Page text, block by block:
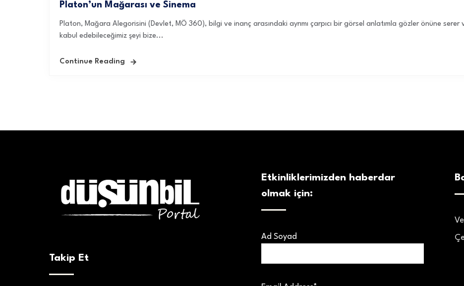
Platon’un Mağarası ve Sinema
Platon, Mağara Alegorisini (Devlet, MÖ 360), bilgi ve inanç arasındaki ayrımı çarpıcı bir görsel anlatımla gözler önüne
kabul edebileceğimiz şeyi bize...
Continue Reading
Takip Et
Etkinliklerimizden haberdar
olmak için:
Ad Soyad